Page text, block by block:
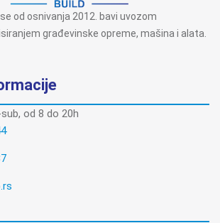
se od osnivanja 2012. bavi uvozom
građevinske opreme, mašina i alata.
od 8 do 20h